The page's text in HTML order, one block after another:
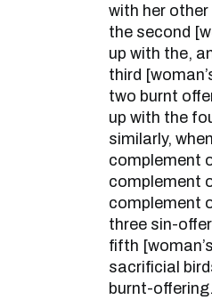
with her
the second
up with the,
third
two burnt
up with the
similarly,
complement
complement
complement
three sin-
fifth
sacrificial
burnt-